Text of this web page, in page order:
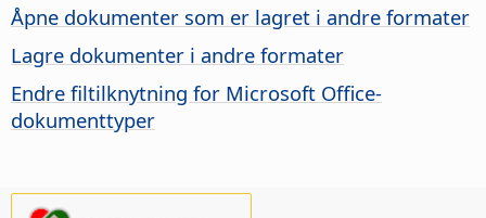
Åpne dokumenter som er lagret i andre formater
Lagre dokumenter i andre formater
Endre filtilknytning for Microsoft Office-
dokumenttyper